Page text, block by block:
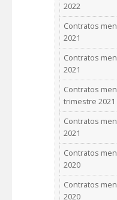
2022
Contratos
2021
Contratos
2021
Contratos
trimestre 2021
Contratos
2021
Contratos
2020
Contratos
2020